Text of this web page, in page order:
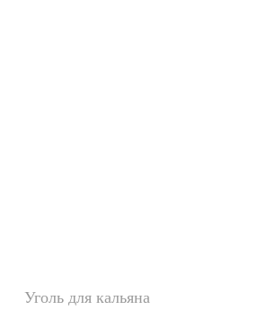
Уголь для кальяна